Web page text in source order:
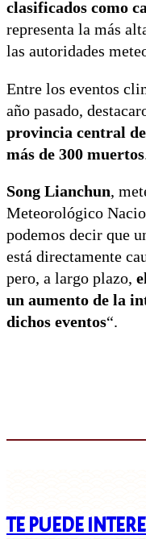
clasificados como
representa la más
las autoridades
Entre los eventos
año pasado,
provincia central
más de 300 muertos
Song Lianchun,
Meteorológico
podemos decir que
está directamente
pero, a largo plazo,
un aumento de la
dichos eventos“.
TE PUEDE